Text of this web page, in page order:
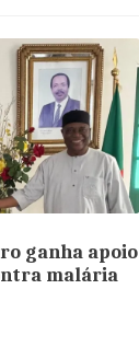
ganha apoio
malária